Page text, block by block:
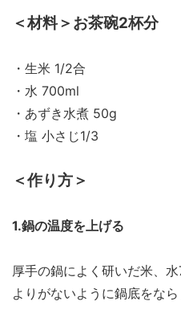
＜材料＞お茶碗2杯分
・生米 1/2合
・水 700ml
・あずき水煮 50g
・塩 小さじ1/3
＜作り方＞
1.鍋の温度を上げる
厚手の鍋によく研いだ米、
よりがないように鍋底をな